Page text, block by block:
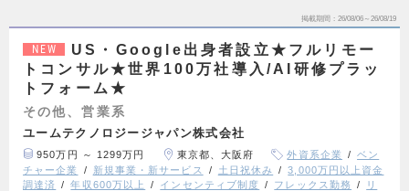
掲載期間 26/08/06～26/08/19
NEW
US・Google出身者設立★フルリモー
トコンサル★世界100万社導入/AI研修プラッ
トフォーム★
その他、営業系
ユームテクノロジージャパン株式会社
950万円 ～ 1299万円 東京都、大阪府 外資系企業
ベン
チャー企業
新規事業・新サービス 土日祝休み
3,000万円以上資金
調達済
年収600万以上 インセンティブ制度 フレックス勤務
リ